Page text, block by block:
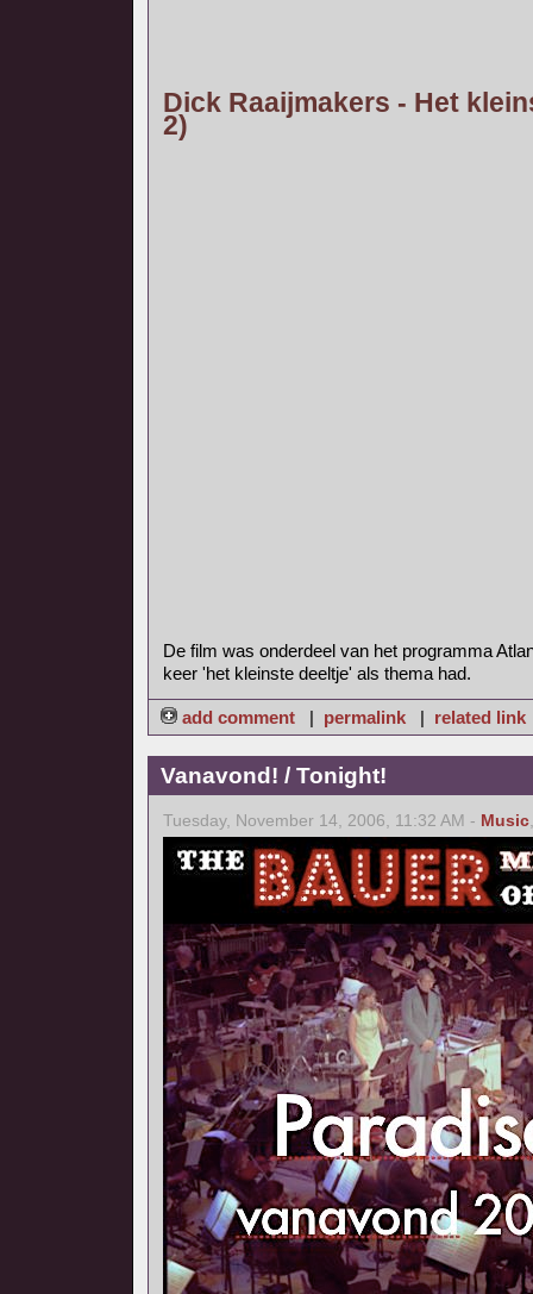
Dick Raaijmakers - Het
2)
De film was onderdeel van het programma
keer 'het kleinste deeltje' als thema had.
add comment | permalink| related link
Vanavond! / Tonight!
Tuesday, November 14, 2006, 11:32 AM - Music